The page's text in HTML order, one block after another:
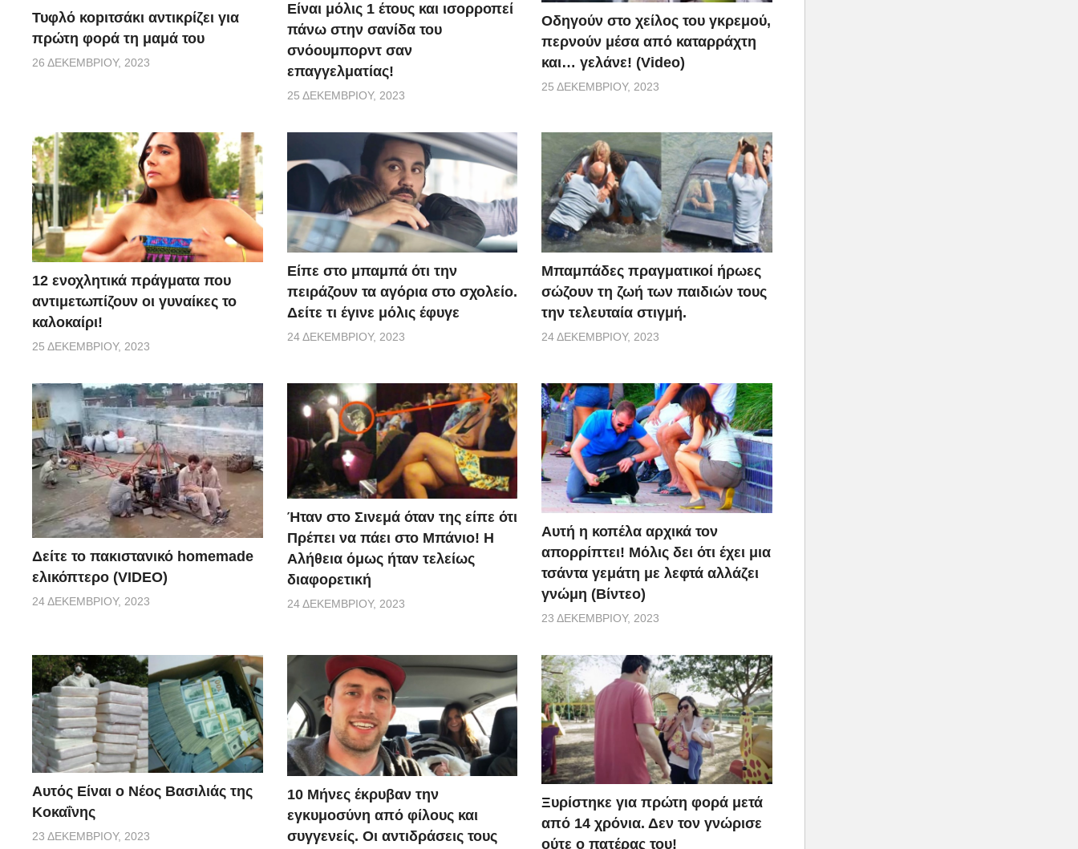
Τυφλό κοpιτσάκι αντικρίζει για
πρώτη φορά τη μαμά του
26 ΔΕΚΕΜΒΡΊΟΥ, 2023
Είναι μόλις 1 έτους και ισορροπεί
πάνω στην σανίδα του
σνόουμπορντ σαν
επαγγελματίας!
25 ΔΕΚΕΜΒΡΊΟΥ, 2023
Οδηγούν στο χείλος του γκρεμού,
περνούν μέσα από καταρράχτη
και… γελάνε! (Video)
25 ΔΕΚΕΜΒΡΊΟΥ, 2023
12 ενοχλητικά πράγματα που
αντιμετωπίζουν οι γυναίκες το
καλοκαίρι!
25 ΔΕΚΕΜΒΡΊΟΥ, 2023
Είπε στο μπαμπά ότι την
πειράζουν τα αγόρια στο σχολείο.
Δείτε τι έγινε μόλις έφυγε
24 ΔΕΚΕΜΒΡΊΟΥ, 2023
Μπαμπάδες πραγματικοί ήρωες
σώζουν τη ζωή των παιδιών τους
την τελευταία στιγμή.
24 ΔΕΚΕΜΒΡΊΟΥ, 2023
Δείτε το πακιστανικό homemade
ελικόπτερο (VIDEO)
24 ΔΕΚΕΜΒΡΊΟΥ, 2023
Ήταν στο Σινεμά όταν της είπε ότι
Πρέπει να πάει στο Μπάνιο! Η
Αλήθεια όμως ήταν τελείως
διαφορετική
24 ΔΕΚΕΜΒΡΊΟΥ, 2023
Αυτή η κοπέλα αρχικά τον
απορρίπτει! Μόλις δει ότι έχει μια
τσάντα γεμάτη με λεφτά αλλάζει
γνώμη (Βίντεο)
23 ΔΕΚΕΜΒΡΊΟΥ, 2023
Αυτός Είναι ο Νέος Βασιλιάς της
Κοκαΐνης
23 ΔΕΚΕΜΒΡΊΟΥ, 2023
10 Μήνες έκρυβαν την
εγκυμοσύνη από φίλους και
συγγενείς. Οι αντιδράσεις τους
Ξυρίστηκε για πρώτη φορά μετά
από 14 χρόνια. Δεν τον γνώρισε
ούτε ο πατέρας του!